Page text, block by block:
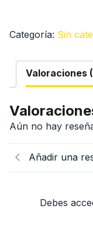
Categoría: Sin
Valoraciones
Aún no hay
Añadir una
Debes